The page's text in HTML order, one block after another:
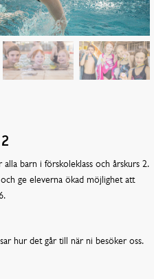
barn i förskoleklass och årskurs 2.
ge eleverna ökad möjlighet att
hur det går till när ni besöker oss.